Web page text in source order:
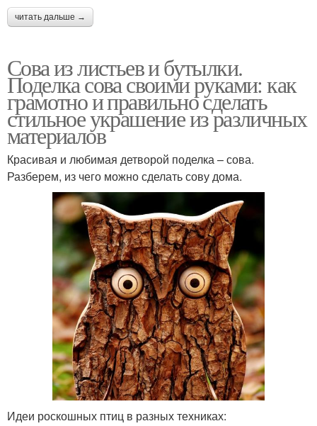
читать дальше →
Сова из листьев и бутылки.
Поделка сова своими руками: как
грамотно и правильно сделать
стильное украшение из различных
материалов
Красивая и любимая детворой поделка – сова.
Разберем, из чего можно сделать сову дома.
Идеи роскошных птиц в разных техниках: